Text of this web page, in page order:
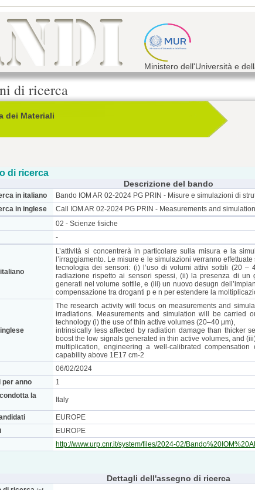
Ministero dell'Università e
di ricerca
dei Materiali
di ricerca
Descrizione del bando
in italiano
Bando IOM AR 02-2024 PG PRIN - Misure e simulazioni di
in inglese
Call IOM AR 02-2024 PG PRIN - Measurements and
02 - Scienze fisiche
-
L’attività si concentrerà in particolare sulla misura e la
l’irraggiamento. Le misure e le simulazioni verranno
tecnologia dei sensori: (i) l’uso di volumi attivi sottili (20 –
radiazione rispetto ai sensori spessi, (ii) la presenza di
generati nel volume sottile, e (iii) un nuovo desugn
compensazione tra droganti p e n per estendere la
The research activity will focus on measurements and
irradiations. Measurements and simulation will be carried
technology (i) the use of thin active volumes (20–40 μm),
intrinsically less affected by radiation damage than thicker
boost the low signals generated in thin active volumes, and
multiplication, engineering a well-calibrated
capability above 1E17 cm-2
06/02/2024
per anno
1
la
Italy
EUROPE
EUROPE
http://www.urp.cnr.it/system/files/2024-02/
Dettagli dell'assegno di ricerca